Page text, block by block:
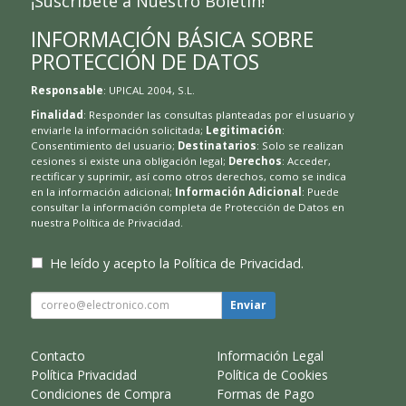
INFORMACIÓN BÁSICA SOBRE
PROTECCIÓN DE DATOS
Responsable: UPICAL 2004, S.L.
Finalidad: Responder las consultas planteadas por el usuario y
enviarle la información solicitada; Legitimación:
Consentimiento del usuario; Destinatarios: Solo se realizan
cesiones si existe una obligación legal; Derechos: Acceder,
rectificar y suprimir, así como otros derechos, como se indica
en la información adicional; Información Adicional: Puede
consultar la información completa de Protección de Datos en
nuestra Política de Privacidad
He leído y acepto la Política de Privacidad.
Enviar
Contacto
Información Legal
Política Privacidad
Política de Cookies
Condiciones de Compra
Formas de Pago